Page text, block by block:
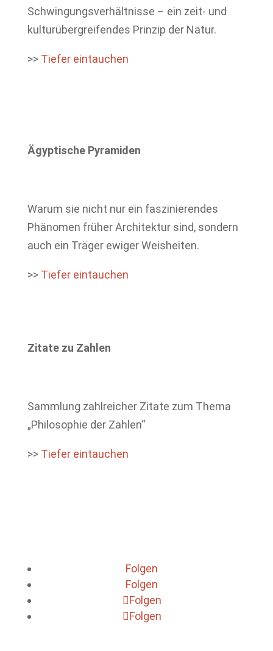
Schwingungsverhältnisse – ein zeit- und
kulturübergreifendes Prinzip der Natur.
>> Tiefer eintauchen
Ägyptische Pyramiden
Warum sie nicht nur ein faszinierendes
Phänomen früher Architektur sind, sondern
auch ein Träger ewiger Weisheiten.
>> Tiefer eintauchen
Zitate zu Zahlen
Sammlung zahlreicher Zitate zum Thema
„Philosophie der Zahlen“
>> Tiefer eintauchen
Folgen
Folgen
Folgen
Folgen